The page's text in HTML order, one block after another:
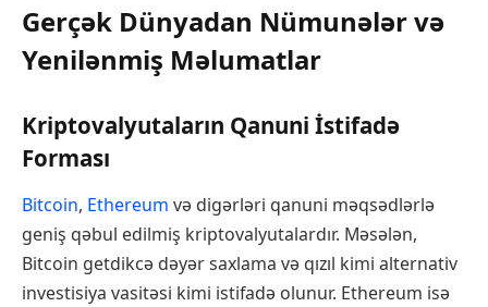
Gerçək Dünyadan Nümunələr və
Yenilənmiş Məlumatlar
Kriptovalyutaların Qanuni İstifadə
Forması
Bitcoin, Ethereum və digərləri qanuni məqsədlərlə
geniş qəbul edilmiş kriptovalyutalardır. Məsələn,
Bitcoin getdikcə dəyər saxlama və qızıl kimi alternativ
investisiya vasitəsi kimi istifadə olunur. Ethereum isə